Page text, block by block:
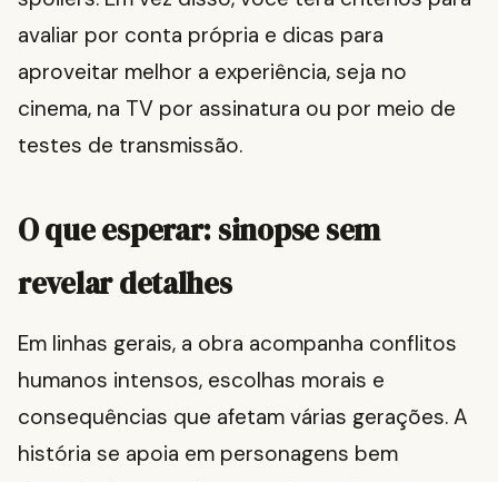
avaliar por conta própria e dicas para
aproveitar melhor a experiência, seja no
cinema, na TV por assinatura ou por meio de
testes de transmissão.
O que esperar: sinopse sem
revelar detalhes
Em linhas gerais, a obra acompanha conflitos
humanos intensos, escolhas morais e
consequências que afetam várias gerações. A
história se apoia em personagens bem